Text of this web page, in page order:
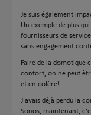
Je suis également
Un exemple de plus
fournisseurs de
sans engagement
Faire de la domotique
confort, on ne peut
et en colère!
J'avais déjà perdu la
Sonos, maintenant,